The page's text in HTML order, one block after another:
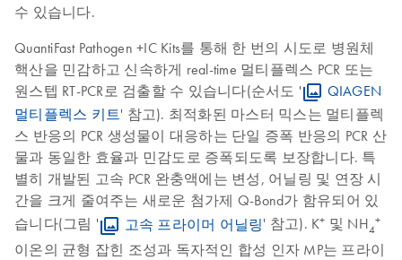
수 있습니다.
QuantiFast Pathogen +IC Kits를 통해 한 번의 시도로 병원체
핵산을 민감하고 신속하게 real-time 멀티플렉스 PCR 또는
원스텝 RT-PCR로 검출할 수 있습니다(순서도 '
QIAGEN
멀티플렉스 키트' 참고). 최적화된 마스터 믹스는 멀티플렉
스 반응의 PCR 생성물이 대응하는 단일 증폭 반응의 PCR 산
물과 동일한 효율과 민감도로 증폭되도록 보장합니다. 특
별히 개발된 고속 PCR 완충액에는 변성, 어닐링 및 연장 시
간을 크게 줄여주는 새로운 첨가제 Q-Bond가 함유되어 있
습니다(그림 '
고속 프라이머 어닐링' 참고). K+ 및 NH4
+
이온의 균형 잡힌 조성과 독자적인 합성 인자 MP는 프라이